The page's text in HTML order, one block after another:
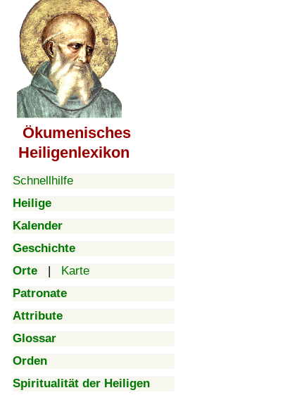
Ökumenisches
Heiligenlexikon
Schnellhilfe
Heilige
Kalender
Geschichte
Orte | Karte
Patronate
Attribute
Glossar
Orden
Spiritualität der Heiligen